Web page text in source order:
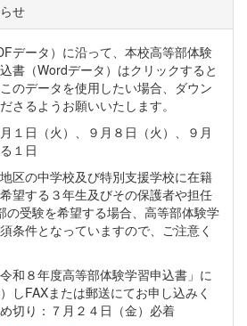
せ
データ）に沿って、本校高等部体験
書（Wordデータ）はクリックすると
のデータを使用したい場合、ダウン
さるようお願いいたします。
日（火）、９月８日（火）、９月
１日
の中学校及び特別支援学校に在籍
望する３年生及びその保護者や担任
受験を希望する場合、高等部体験学
条件となっていますので、ご注意く
８年度高等部体験学習申込書」に
しFAXまたは郵送にてお申し込みく
切り：７月２４日（金）必着